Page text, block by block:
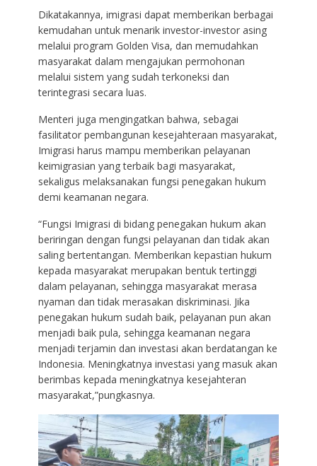
Dikatakannya, imigrasi dapat memberikan berbagai
kemudahan untuk menarik investor-investor asing
melalui program Golden Visa, dan memudahkan
masyarakat dalam mengajukan permohonan
melalui sistem yang sudah terkoneksi dan
terintegrasi secara luas.
Menteri juga mengingatkan bahwa, sebagai
fasilitator pembangunan kesejahteraan masyarakat,
Imigrasi harus mampu memberikan pelayanan
keimigrasian yang terbaik bagi masyarakat,
sekaligus melaksanakan fungsi penegakan hukum
demi keamanan negara.
“Fungsi Imigrasi di bidang penegakan hukum akan
beriringan dengan fungsi pelayanan dan tidak akan
saling bertentangan. Memberikan kepastian hukum
kepada masyarakat merupakan bentuk tertinggi
dalam pelayanan, sehingga masyarakat merasa
nyaman dan tidak merasakan diskriminasi. Jika
penegakan hukum sudah baik, pelayanan pun akan
menjadi baik pula, sehingga keamanan negara
menjadi terjamin dan investasi akan berdatangan ke
Indonesia. Meningkatnya investasi yang masuk akan
berimbas kepada meningkatnya kesejahteran
masyarakat,”pungkasnya.